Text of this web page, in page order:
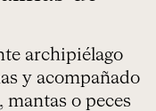
archipiélago
y acompañado
mantas o peces